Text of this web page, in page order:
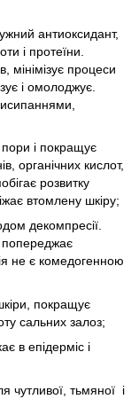
антиоксидант,
і протеїни.
мінімізує процеси
і омолоджує.
і покращує
органічних кислот,
розвитку
втомлену шкіру;
декомпресії.
попереджає
не є комедогенною
покращує
сальних залоз;
в епідерміс і
чутливої, тьмяної і